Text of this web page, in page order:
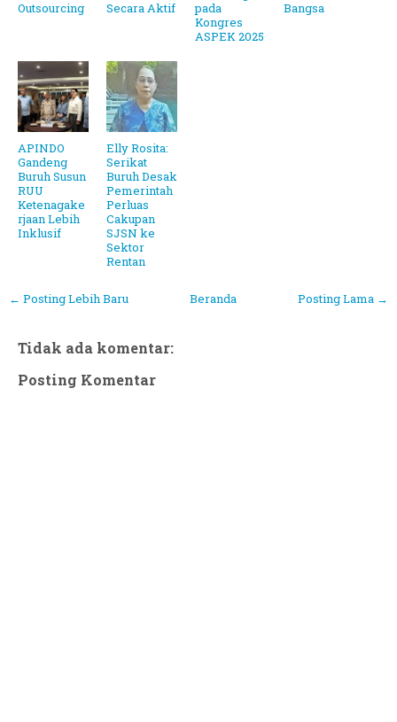
Outsourcing
Secara Aktif
pada
Kongres
ASPEK 2025
Bangsa
APINDO
Gandeng
Buruh Susun
RUU
Ketenagake
rjaan Lebih
Inklusif
Elly Rosita:
Serikat
Buruh Desak
Pemerintah
Perluas
Cakupan
SJSN ke
Sektor
Rentan
← Posting Lebih Baru Posting Lama →
Beranda
Tidak ada komentar:
Posting Komentar